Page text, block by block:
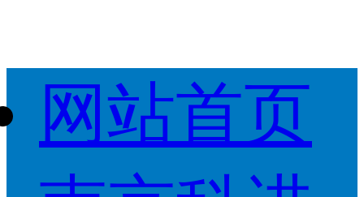
网站首页